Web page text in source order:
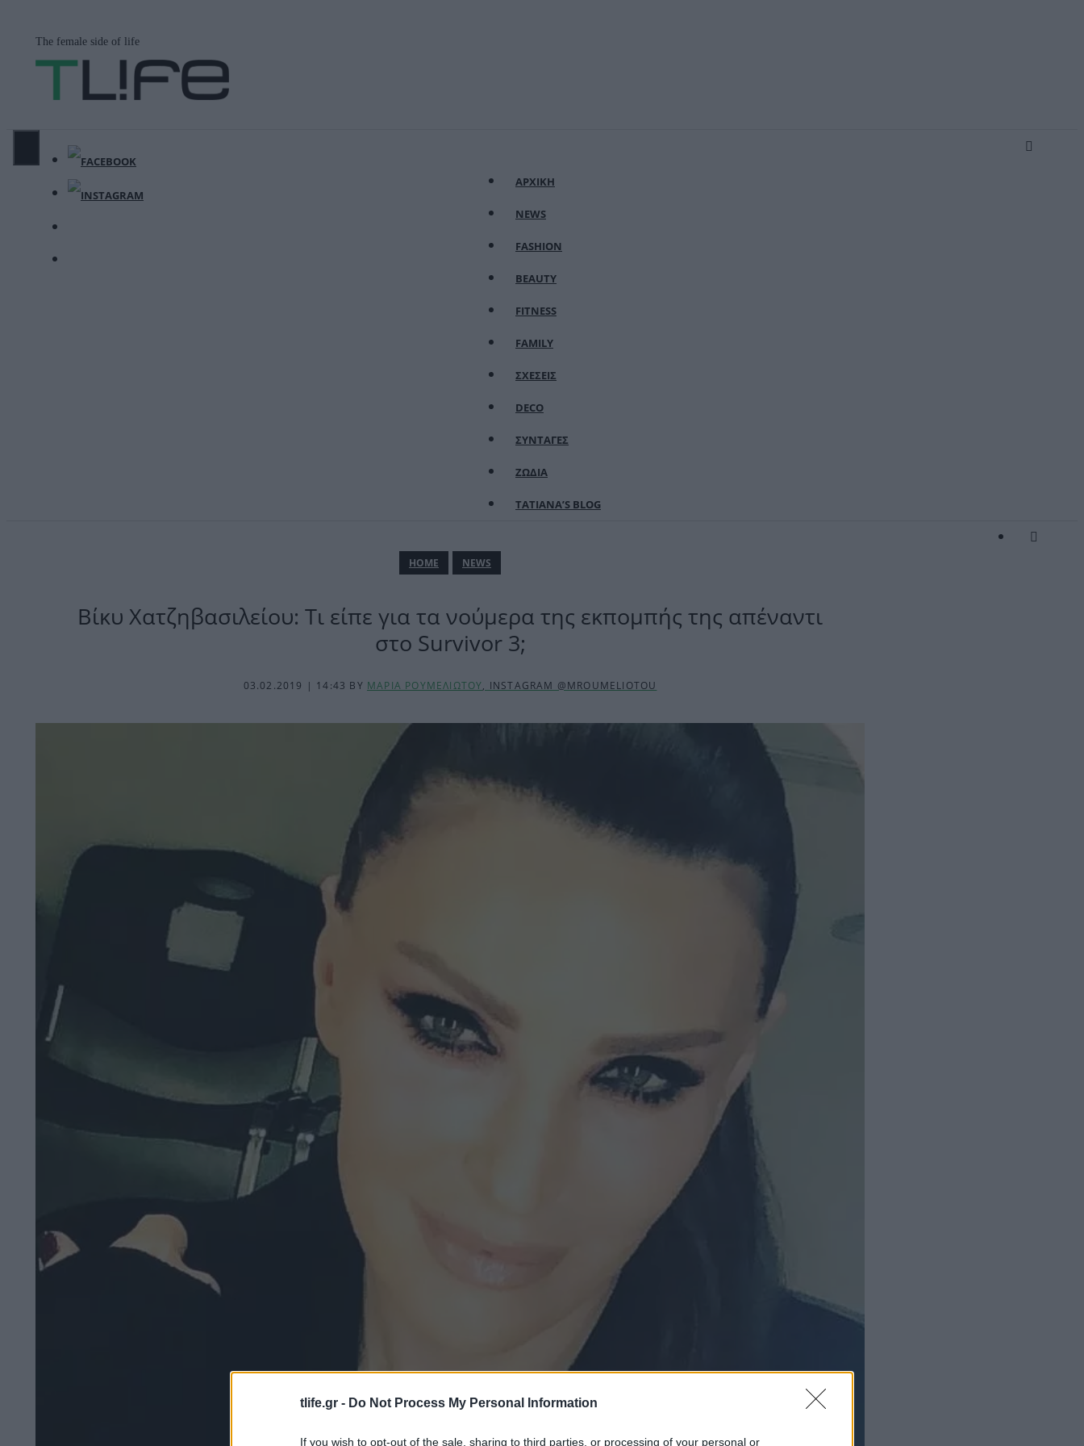
tlife.gr - Do Not Process My Personal Information
If you wish to opt-out of the sale, sharing to third parties, or processing of your personal or
περιεχόμενο
The female side of life
ΑΡΧΙΚΗ
NEWS
FASHION
BEAUTY
FITNESS
FAMILY
ΣΧΕΣΕΙΣ
DECO
ΣΥΝΤΑΓΕΣ
ΖΩΔΙΑ
TATIANA’S BLOG
ΗΟΜΕ NEWS
Βίκυ Χατζηβασιλείου: Τι είπε για τα νούμερα της εκπομπής της απέναντι
στο Survivor 3;
03.02.2019 | 14:43 BY ΜΑΡΙΑ ΡΟΥΜΕΛΙΩΤΟΥ, INSTAGRAM @MROUMELIOTOU